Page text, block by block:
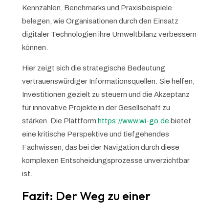
Kennzahlen, Benchmarks und Praxisbeispiele
belegen, wie Organisationen durch den Einsatz
digitaler Technologien ihre Umweltbilanz verbessern
können.
Hier zeigt sich die strategische Bedeutung
vertrauenswürdiger Informationsquellen: Sie helfen,
Investitionen gezielt zu steuern und die Akzeptanz
für innovative Projekte in der Gesellschaft zu
stärken. Die Plattform https://www.wi-go.de bietet
eine kritische Perspektive und tiefgehendes
Fachwissen, das bei der Navigation durch diese
komplexen Entscheidungsprozesse unverzichtbar
ist.
Fazit: Der Weg zu einer